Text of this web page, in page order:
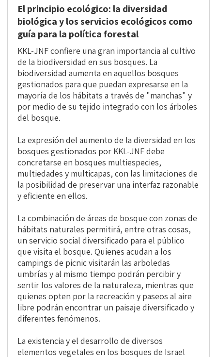
El principio ecológico: la diversidad
biológica y los servicios ecológicos como
guía para la política forestal
KKL-JNF confiere una gran importancia al cultivo
de la biodiversidad en sus bosques. La
biodiversidad aumenta en aquellos bosques
gestionados para que puedan expresarse en la
mayoría de los hábitats a través de "manchas" y
por medio de su tejido integrado con los árboles
del bosque.
La expresión del aumento de la diversidad en los
bosques gestionados por KKL-JNF debe
concretarse en bosques multiespecies,
multiedades y multicapas, con las limitaciones de
la posibilidad de preservar una interfaz razonable
y eficiente en ellos.
La combinación de áreas de bosque con zonas de
hábitats naturales permitirá, entre otras cosas,
un servicio social diversificado para el público
que visita el bosque. Quienes acudan a los
campings de picnic visitarán las arboledas
umbrías y al mismo tiempo podrán percibir y
sentir los valores de la naturaleza, mientras que
quienes opten por la recreación y paseos al aire
libre podrán encontrar un paisaje diversificado y
diferentes fenómenos.
La existencia y el desarrollo de diversos
elementos vegetales en los bosques de Israel